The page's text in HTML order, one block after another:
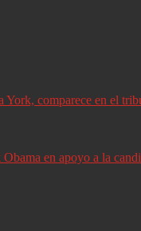
en apoyo a la